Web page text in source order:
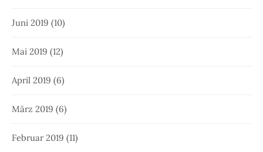
Juni 2019 (10)
Mai 2019 (12)
April 2019 (6)
März 2019 (6)
Februar 2019 (11)